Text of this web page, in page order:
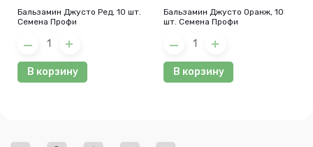
Бальзамин Джусто Ред, 10 шт.
Семена Профи
В корзину
Бальзамин Джусто Оранж, 10
шт. Семена Профи
В корзину